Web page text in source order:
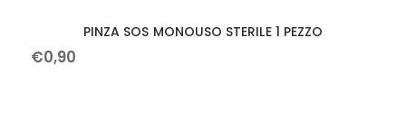
PINZA SOS MONOUSO STERILE 1 PEZZO
€0,90